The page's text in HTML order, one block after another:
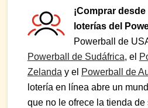
¡Comprar
loterías del
Powerball de
Powerball de Sudáfrica, el
Zelanda y el Powerball de
lotería en línea abre un
que no le ofrece la tienda de